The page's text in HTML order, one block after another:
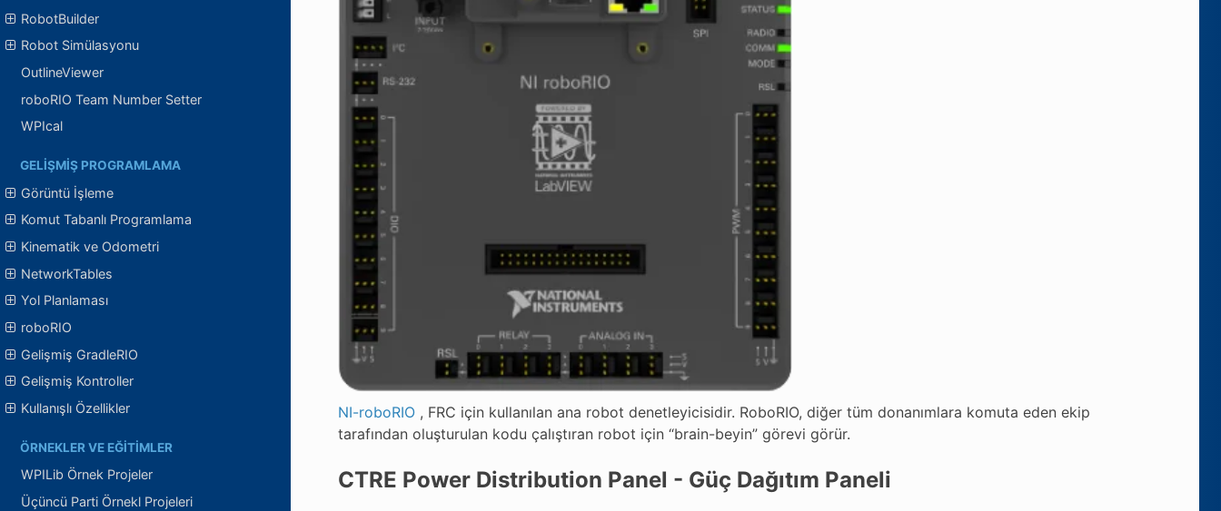
RobotBuilder
Robot Simülasyonu
OutlineViewer
roboRIO Team Number Setter
WPIcal
GELIŞMIŞ PROGRAMLAMA
Görüntü İşleme
Komut Tabanlı Programlama
Kinematik ve Odometri
NetworkTables
Yol Planlaması
roboRIO
Gelişmiş GradleRIO
Gelişmiş Kontroller
Kullanışlı Özellikler
ÖRNEKLER VE EĞITIMLER
WPILib Örnek Projeler
Üçüncü Parti Örnekl Projeleri
NI-roboRIO, FRC için kullanılan ana robot denetleyicisidir. RoboRIO, diğer tüm donanımlara komuta eden ekip
tarafından oluşturulan kodu çalıştıran robot için “brain-beyin” görevi görür.
CTRE Power Distribution Panel - Güç Dağıtım Paneli